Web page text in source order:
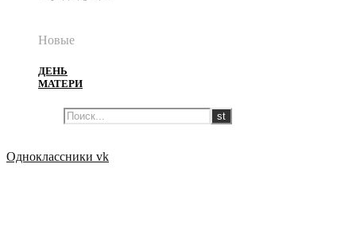
Новые
ДЕНЬ
МАТЕРИ
Одноклассники vk